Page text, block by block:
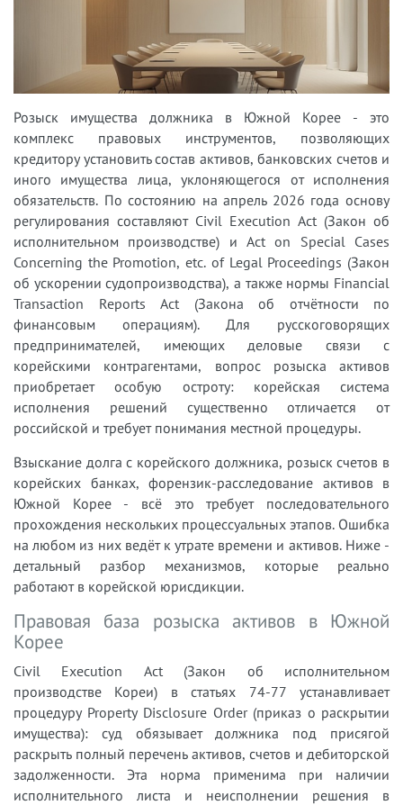
Розыск имущества должника в Южной Корее - это
комплекс правовых инструментов, позволяющих
кредитору установить состав активов, банковских счетов и
иного имущества лица, уклоняющегося от исполнения
обязательств. По состоянию на апрель 2026 года основу
регулирования составляют Civil Execution Act (Закон об
исполнительном производстве) и Act on Special Cases
Concerning the Promotion, etc. of Legal Proceedings (Закон
об ускорении судопроизводства), а также нормы Financial
Transaction Reports Act (Закона об отчётности по
финансовым операциям). Для русскоговорящих
предпринимателей, имеющих деловые связи с
корейскими контрагентами, вопрос розыска активов
приобретает особую остроту: корейская система
исполнения решений существенно отличается от
российской и требует понимания местной процедуры.
Взыскание долга с корейского должника, розыск счетов в
корейских банках, форензик-расследование активов в
Южной Корее - всё это требует последовательного
прохождения нескольких процессуальных этапов. Ошибка
на любом из них ведёт к утрате времени и активов. Ниже -
детальный разбор механизмов, которые реально
работают в корейской юрисдикции.
Правовая база розыска активов в Южной
Корее
Civil Execution Act (Закон об исполнительном
производстве Кореи) в статьях 74-77 устанавливает
процедуру Property Disclosure Order (приказ о раскрытии
имущества): суд обязывает должника под присягой
раскрыть полный перечень активов, счетов и дебиторской
задолженности. Эта норма применима при наличии
исполнительного листа и неисполнении решения в